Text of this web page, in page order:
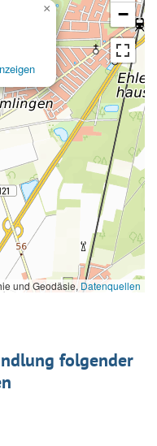
×
−
und Geodäsie, Datenquellen
folgender